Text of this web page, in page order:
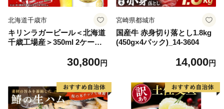
北海道千歳市
キリンラガービール＜北海道
千歳工場産＞350ml 2ケース
30,800円
宮崎県都城市
国産牛 赤身切り落とし1.8kg
(450g×4パック)_14-3604
14,000円